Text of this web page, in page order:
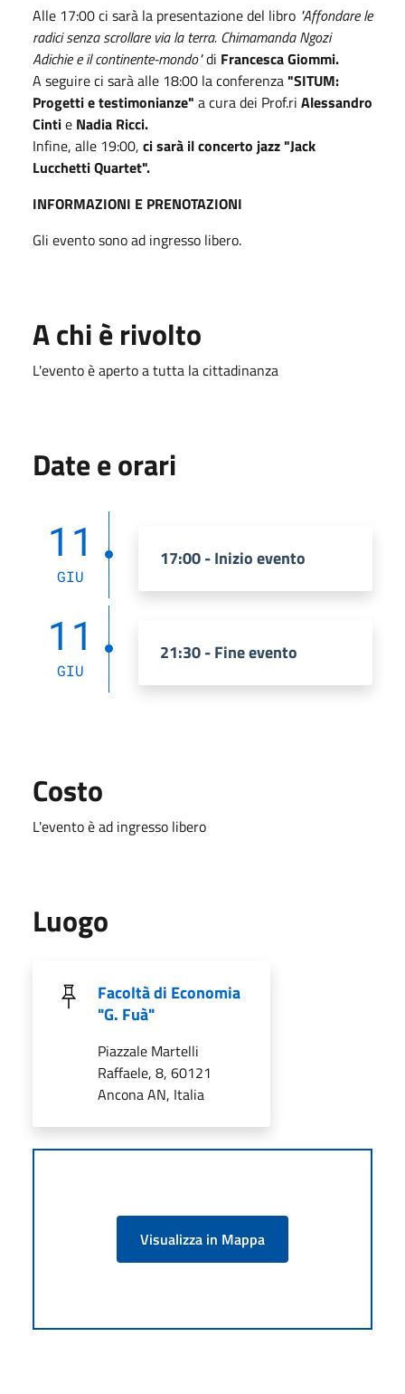
Alle 17:00 ci sarà la presentazione del libro "Affondare le
radici senza scrollare via la terra. Chimamanda Ngozi
Adichie e il continente-mondo"di Francesca Giommi.
A seguire ci sarà alle 18:00 la conferenza"SITUM:
Progetti e testimonianze" a cura dei Prof.ri Alessandro
Cintie Nadia Ricci.
Infine, alle 19:00, ci sarà il concerto jazz "Jack
Lucchetti Quartet".
INFORMAZIONI E PRENOTAZIONI
Gli evento sono ad ingresso libero.
A chi è rivolto
L'evento è aperto a tutta la cittadinanza
Date e orari
11
GIU
17:00 - Inizio evento
11
GIU
21:30 - Fine evento
Costo
L'evento è ad ingresso libero
Luogo
Facoltà di Economia
"G. Fuà"
Piazzale Martelli
Raffaele, 8, 60121
Ancona AN, Italia
Visualizza in Mappa